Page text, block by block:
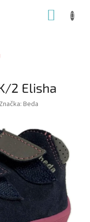
2 Elisha
Značka: Beda